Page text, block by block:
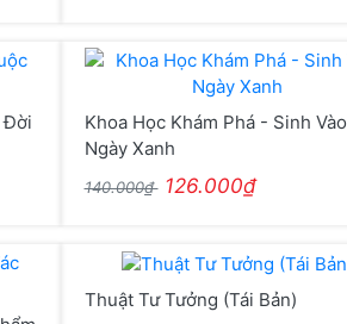
Đời
Khoa Học Khám Phá - Sinh Vào
Ngày Xanh
140.000₫ 126.000₫
Thuật Tư Tưởng (Tái Bản)